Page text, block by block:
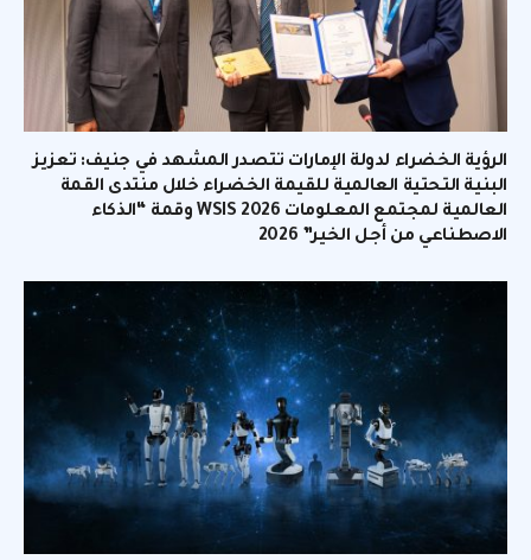
الرؤية الخضراء لدولة الإمارات تتصدر المشهد في جنيف: تعزيز
البنية التحتية العالمية للقيمة الخضراء خلال منتدى القمة
العالمية لمجتمع المعلومات WSIS 2026 وقمة “الذكاء
الاصطناعي من أجل الخير” 2026